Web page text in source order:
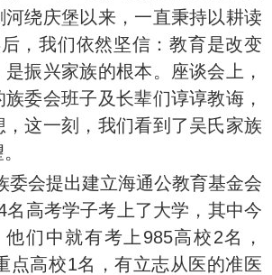
绕庆堡以来，一直秉持以耕读
，我们依然坚信：教育是改变
振兴家族的根本。座谈会上，
委会班子及长辈们谆谆教诲，
这一刻，我们看到了吴氏家族
委会提出建立海通公教育基金会
名高考学子考上了大学，其中今
们中就有考上985高校2名，
点高校1名，有立志从医的准医